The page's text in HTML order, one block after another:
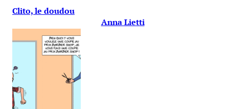
Clito, le doudou
Anna Lietti